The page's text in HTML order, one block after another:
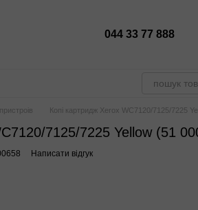
044 33 77 888
Копі картридж Xerox WC7120/7125/7225
7125/7225 Yellow (51
Написати відгук